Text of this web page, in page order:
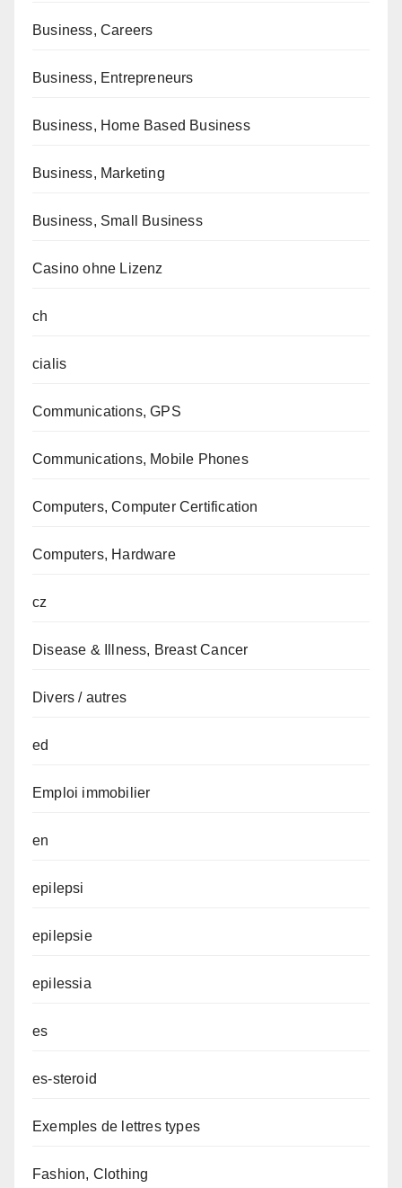
Business, Careers
Business, Entrepreneurs
Business, Home Based Business
Business, Marketing
Business, Small Business
Casino ohne Lizenz
ch
cialis
Communications, GPS
Communications, Mobile Phones
Computers, Computer Certification
Computers, Hardware
cz
Disease & Illness, Breast Cancer
Divers / autres
ed
Emploi immobilier
en
epilepsi
epilepsie
epilessia
es
es-steroid
Exemples de lettres types
Fashion, Clothing